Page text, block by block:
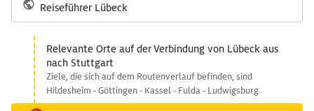
Reiseführer Lübeck
Relevante Orte auf der Verbindung von Lübeck aus
nach Stuttgart
Ziele, die sich auf dem Routenverlauf befinden, sind
Hildesheim - Göttingen - Kassel - Fulda - Ludwigsburg.